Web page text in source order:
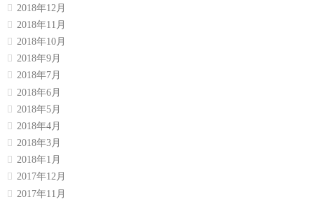
2018年12月
2018年11月
2018年10月
2018年9月
2018年7月
2018年6月
2018年5月
2018年4月
2018年3月
2018年1月
2017年12月
2017年11月